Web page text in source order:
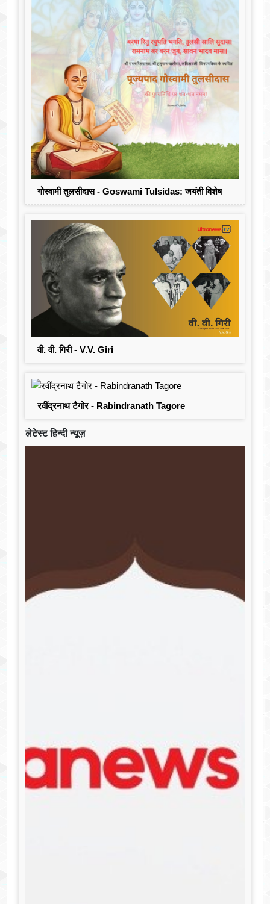
गोस्वामी तुलसीदास - Goswami Tulsidas: जयंती विशेष
वी. वी. गिरी - V.V. Giri
रवींद्रनाथ टैगोर - Rabindranath Tagore
लेटेस्ट हिन्दी न्यूज़